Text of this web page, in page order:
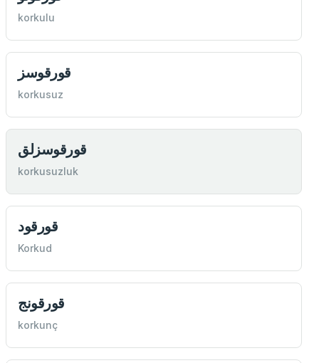
korkulu
قورقوسز
korkusuz
قورقوسزلق
korkusuzluk
قورقود
Korkud
قورقونج
korkunç